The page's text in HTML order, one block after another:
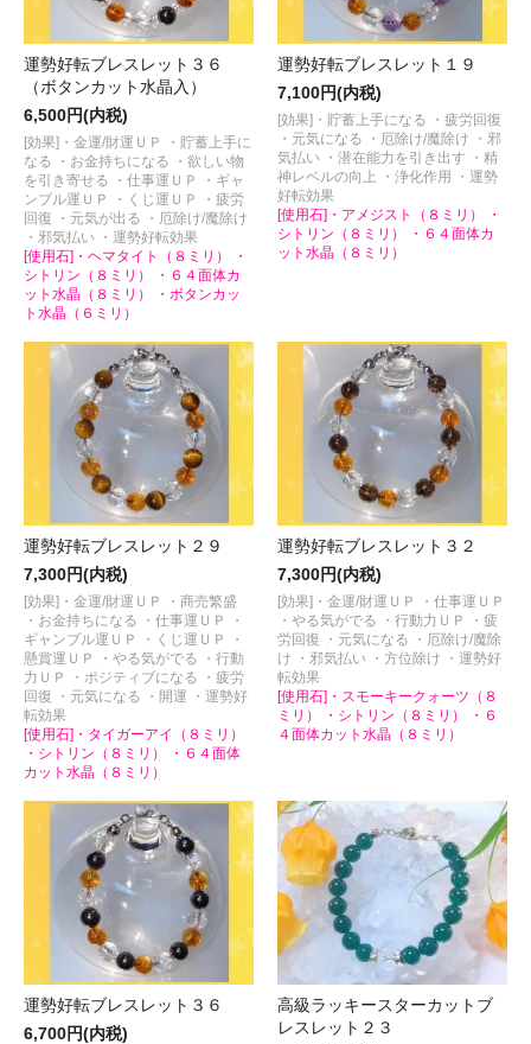
運勢好転ブレスレット３６
（ボタンカット水晶入）
6,500円(内税)
[効果]・金運/財運ＵＰ ・貯蓄上手に
なる ・お金持ちになる ・欲しい物
を引き寄せる ・仕事運ＵＰ ・ギャ
ンブル運ＵＰ ・くじ運ＵＰ ・疲労
回復 ・元気が出る ・厄除け/魔除け
・邪気払い ・運勢好転効果
[使用石]・ヘマタイト（８ミリ） ・
シトリン（８ミリ） ・６４面体カ
ット水晶（８ミリ） ・ボタンカッ
ト水晶（６ミリ）
運勢好転ブレスレット１９
7,100円(内税)
[効果]・貯蓄上手になる ・疲労回復
・元気になる ・厄除け/魔除け ・邪
気払い ・潜在能力を引き出す ・精
神レベルの向上 ・浄化作用 ・運勢
好転効果
[使用石]・アメジスト（８ミリ） ・
シトリン（８ミリ） ・６４面体カ
ット水晶（８ミリ）
運勢好転ブレスレット２９
7,300円(内税)
[効果]・金運/財運ＵＰ ・商売繁盛
・お金持ちになる ・仕事運ＵＰ ・
ギャンブル運ＵＰ ・くじ運ＵＰ ・
懸賞運ＵＰ ・やる気がでる ・行動
力ＵＰ ・ポジティブになる ・疲労
回復 ・元気になる ・開運 ・運勢好
転効果
[使用石]・タイガーアイ（８ミリ）
・シトリン（８ミリ） ・６４面体
カット水晶（８ミリ）
運勢好転ブレスレット３２
7,300円(内税)
[効果]・金運/財運ＵＰ ・仕事運ＵＰ
・やる気がでる ・行動力ＵＰ ・疲
労回復 ・元気になる ・厄除け/魔除
け ・邪気払い ・方位除け ・運勢好
転効果
[使用石]・スモーキークォーツ（８
ミリ） ・シトリン（８ミリ） ・６
４面体カット水晶（８ミリ）
運勢好転ブレスレット３６
6,700円(内税)
高級ラッキースターカットブ
レスレット２３